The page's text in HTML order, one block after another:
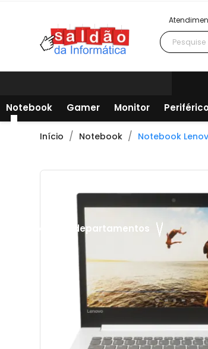
Todos os departamentos
Notebook Gamer Monitor
Início Notebook Notebook